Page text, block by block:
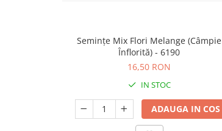
Seminte de Legume/FructeSemințe Mix Flori Melange (Câmpie
Înflorită) - 6190
16,50 RON
IN STOC
ADAUGA IN COS